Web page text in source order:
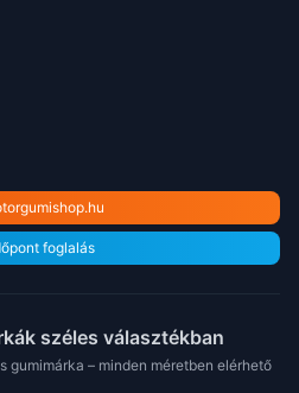
foglalás
széles választékban
gumimárka – minden méretben elérhető